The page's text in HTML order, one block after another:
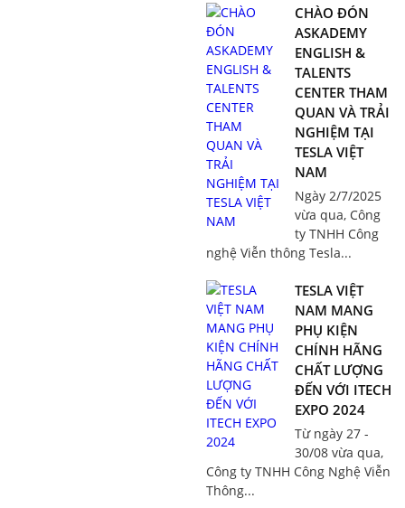
CHÀO ĐÓN
ASKADEMY
ENGLISH &
TALENTS
CENTER THAM
QUAN VÀ TRẢI
NGHIỆM TẠI
TESLA VIỆT
NAM
Ngày 2/7/2025
vừa qua, Công
ty TNHH Công
nghệ Viễn thông Tesla...
TESLA VIỆT
NAM MANG
PHỤ KIỆN
CHÍNH HÃNG
CHẤT LƯỢNG
ĐẾN VỚI ITECH
EXPO 2024
Từ ngày 27 -
30/08 vừa qua,
Công ty TNHH Công Nghệ Viễn
Thông...